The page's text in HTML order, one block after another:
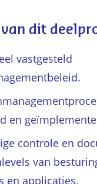
van dit
vastgesteld
en
controle en
van
en applicaties.